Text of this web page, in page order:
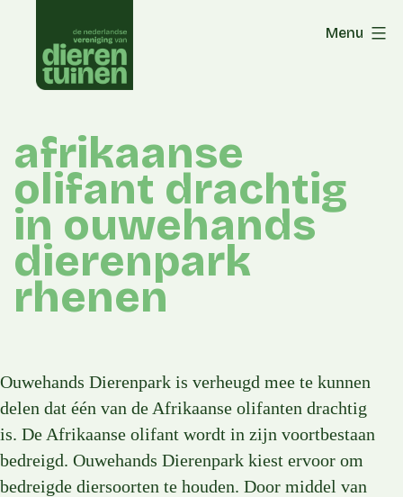
content
Menu
afrikaanse
olifant drachtig
in ouwehands
dierenpark
rhenen
Ouwehands Dierenpark is verheugd mee te kunnen
delen dat één van de Afrikaanse olifanten drachtig
is. De Afrikaanse olifant wordt in zijn voortbestaan
bedreigd. Ouwehands Dierenpark kiest ervoor om
bedreigde diersoorten te houden. Door middel van